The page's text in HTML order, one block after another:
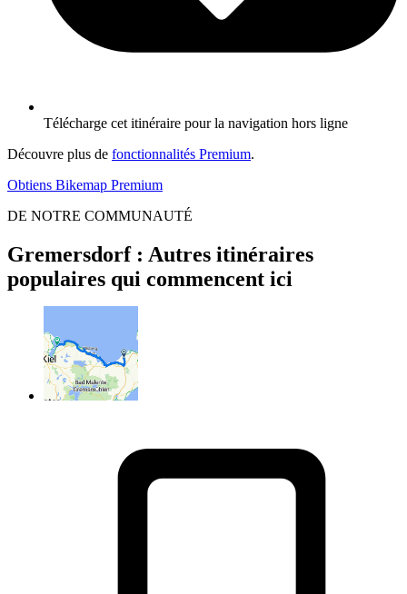
Télécharge cet itinéraire pour la navigation hors ligne
Découvre plus de fonctionnalités Premium.
Obtiens Bikemap Premium
DE NOTRE COMMUNAUTÉ
Gremersdorf : Autres itinéraires
populaires qui commencent ici